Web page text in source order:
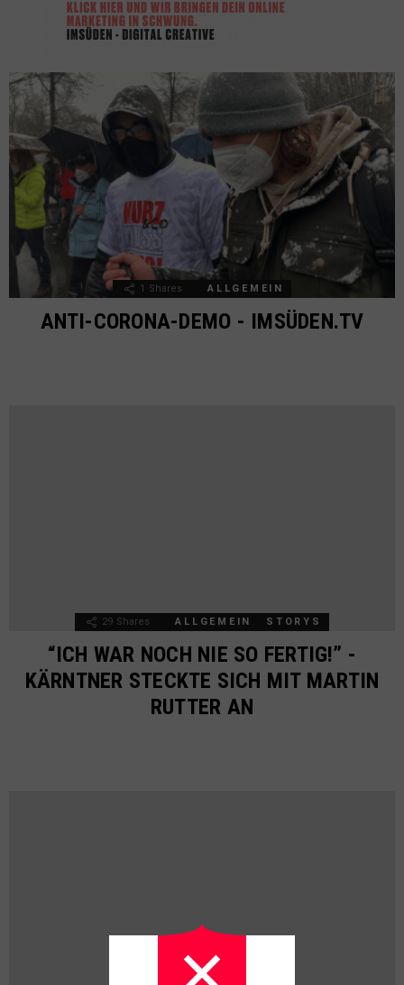
1 Shares ALLGEMEIN
ANTI-CORONA-DEMO - IMSÜDEN.TV
29 Shares ALLGEMEIN STORYS
“ICH WAR NOCH NIE SO FERTIG!” -
KÄRNTNER STECKTE SICH MIT MARTIN
RUTTER AN